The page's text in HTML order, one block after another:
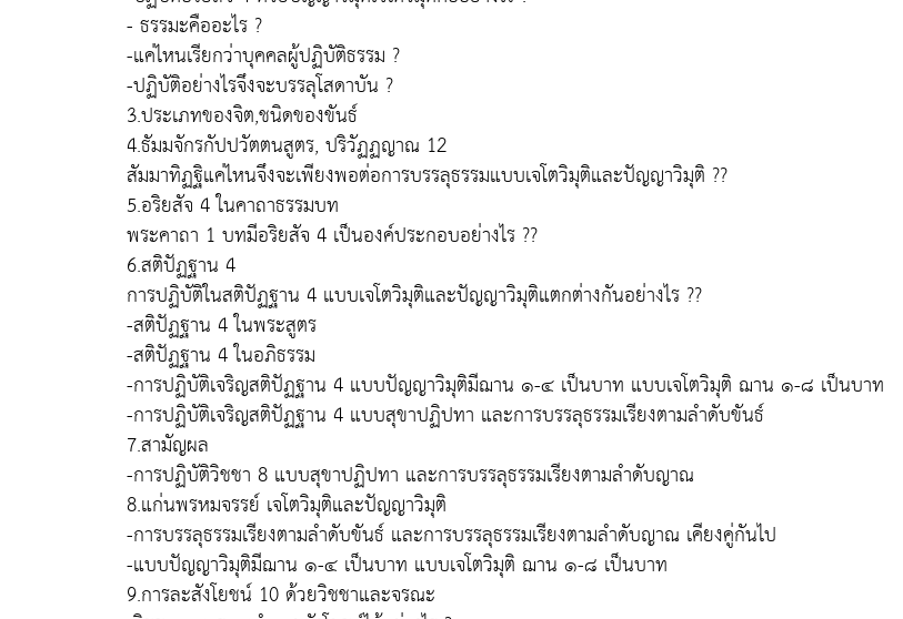
- ธรรมะคืออะไร ?
-แค่ไหนเรียกว่าบุคคลผู้ปฏิบัติธรรม ?
-ปฏิบัติอย่างไรจึงจะบรรลุโสดาบัน ?
3.ประเภทของจิต,ชนิดของขันธ์
4.ธัมมจักรกัปปวัตตนสูตร, ปริวัฏฏญาณ 12
สัมมาทิฏฐิแค่ไหนจึงจะเพียงพอต่อการบรรลุธรรมแบบเจโตวิมุติและปัญญาวิมุติ ??
5.อริยสัจ 4 ในคาถาธรรมบท
พระคาถา 1 บทมีอริยสัจ 4 เป็นองค์ประกอบอย่างไร ??
6.สติปัฏฐาน 4
การปฏิบัติในสติปัฏฐาน 4 แบบเจโตวิมุติและปัญญาวิมุติแตกต่างกันอย่างไร ??
-สติปัฏฐาน 4 ในพระสูตร
-สติปัฏฐาน 4 ในอภิธรรม
-การปฏิบัติเจริญสติปัฏฐาน 4 แบบปัญญาวิมุติมีฌาน ๑-๔ เป็นบาท แบบเจโตวิมุติ ฌาน ๑-๘ เป็นบาท
-การปฏิบัติเจริญสติปัฏฐาน 4 แบบสุขาปฏิปทา และการบรรลุธรรมเรียงตามลำดับขันธ์
7.สามัญผล
-การปฏิบัติวิชชา 8 แบบสุขาปฏิปทา และการบรรลุธรรมเรียงตามลำดับญาณ
8.แก่นพรหมจรรย์ เจโตวิมุติและปัญญาวิมุติ
-การบรรลุธรรมเรียงตามลำดับขันธ์ และการบรรลุธรรมเรียงตามลำดับญาณ เคียงคู่กันไป
-แบบปัญญาวิมุติมีฌาน ๑-๔ เป็นบาท แบบเจโตวิมุติ ฌาน ๑-๘ เป็นบาท
9.การละสังโยชน์ 10 ด้วยวิชชาและจรณะ